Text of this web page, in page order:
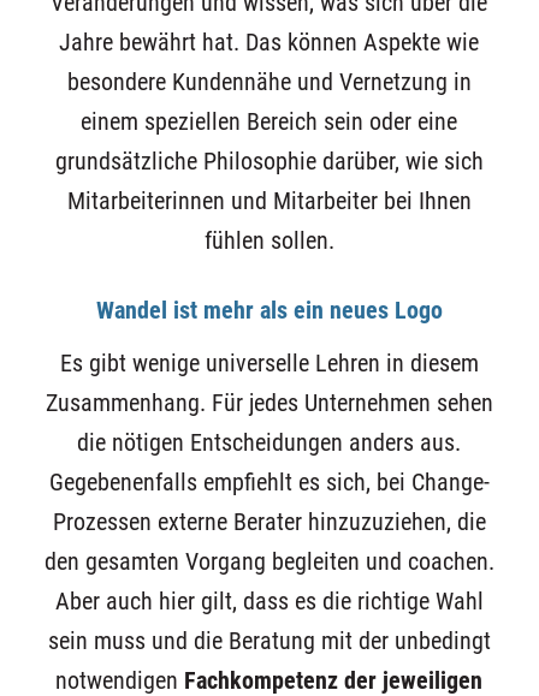
Jahre bewährt hat. Das können Aspekte wie
besondere Kundennähe und Vernetzung in
einem speziellen Bereich sein oder eine
grundsätzliche Philosophie darüber, wie sich
Mitarbeiterinnen und Mitarbeiter bei Ihnen
fühlen sollen.
Wandel ist mehr als ein neues Logo
Es gibt wenige universelle Lehren in diesem
Zusammenhang. Für jedes Unternehmen sehen
die nötigen Entscheidungen anders aus.
Gegebenenfalls empfiehlt es sich, bei Change-
Prozessen externe Berater hinzuzuziehen, die
den gesamten Vorgang begleiten und coachen.
Aber auch hier gilt, dass es die richtige Wahl
sein muss und die Beratung mit der unbedingt
notwendigen Fachkompetenz der jeweiligen